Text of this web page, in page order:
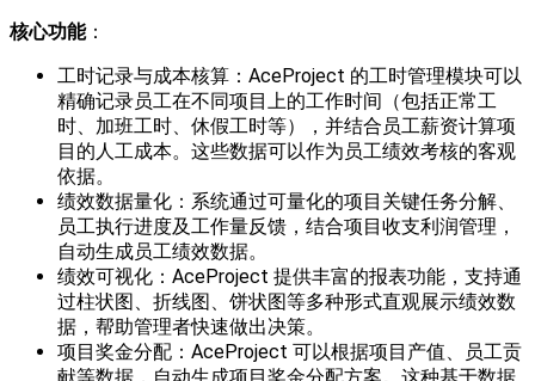
核心功能：
工时记录与成本核算：AceProject 的工时管理模块可以
精确记录员工在不同项目上的工作时间（包括正常工
时、加班工时、休假工时等），并结合员工薪资计算项
目的人工成本。这些数据可以作为员工绩效考核的客观
依据。
绩效数据量化：系统通过可量化的项目关键任务分解、
员工执行进度及工作量反馈，结合项目收支利润管理，
自动生成员工绩效数据。
绩效可视化：AceProject 提供丰富的报表功能，支持通
过柱状图、折线图、饼状图等多种形式直观展示绩效数
据，帮助管理者快速做出决策。
项目奖金分配：AceProject 可以根据项目产值、员工贡